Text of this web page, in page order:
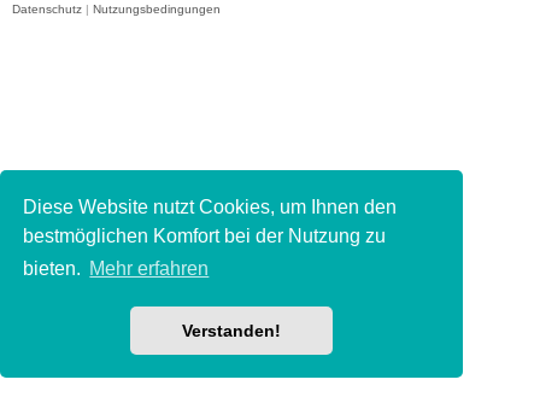
Diese Website nutzt Cookies, um Ihnen den
bestmöglichen Komfort bei der Nutzung zu
bieten. Mehr erfahren
Verstanden!
Datenschutz | Nutzungsbedingungen